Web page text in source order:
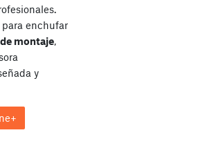
enchufar
montaje,
y